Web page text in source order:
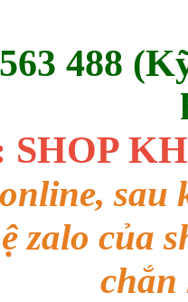
488
SHOP
zalo của
chắn